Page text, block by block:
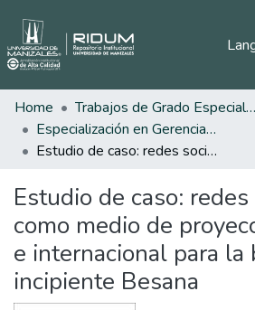
Home
Trabajos de Grado Especializaciones
Especialización en Gerencia de la Comunicación Digital
Estudio de caso: redes sociales como medio de proyección nacional e internacional para la banda incipiente Besana
Estudio de caso:
como medio de
e internacional para la
incipiente Besana